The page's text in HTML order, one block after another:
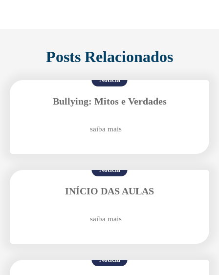
Posts Relacionados
Notícia
Bullying: Mitos e Verdades
saiba mais
Notícia
INÍCIO DAS AULAS
saiba mais
Notícia
Agende uma visita